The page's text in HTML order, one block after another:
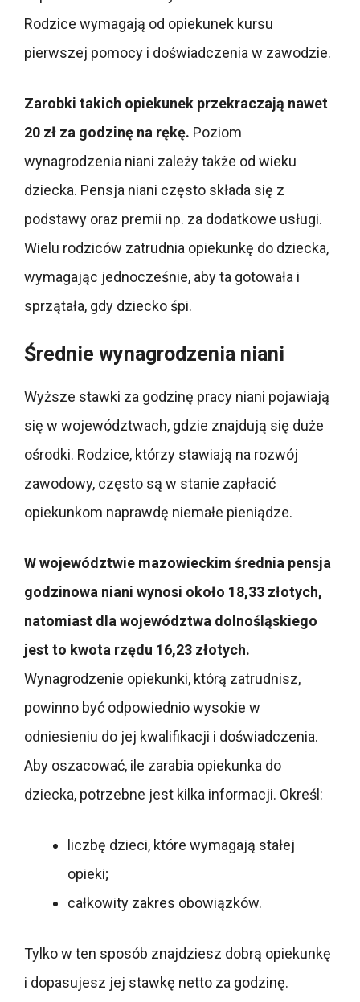
Rodzice wymagają od opiekunek kursu
pierwszej pomocy i doświadczenia w zawodzie.
Zarobki takich opiekunek przekraczają nawet
20 zł za godzinę na rękę. Poziom
wynagrodzenia niani zależy także od wieku
dziecka. Pensja niani często składa się z
podstawy oraz premii np. za dodatkowe usługi.
Wielu rodziców zatrudnia opiekunkę do dziecka,
wymagając jednocześnie, aby ta gotowała i
sprzątała, gdy dziecko śpi.
Średnie wynagrodzenia niani
Wyższe stawki za godzinę pracy niani pojawiają
się w województwach, gdzie znajdują się duże
ośrodki. Rodzice, którzy stawiają na rozwój
zawodowy, często są w stanie zapłacić
opiekunkom naprawdę niemałe pieniądze.
W województwie mazowieckim średnia pensja
godzinowa niani wynosi około 18,33 złotych,
natomiast dla województwa dolnośląskiego
jest to kwota rzędu 16,23 złotych.
Wynagrodzenie opiekunki, którą zatrudnisz,
powinno być odpowiednio wysokie w
odniesieniu do jej kwalifikacji i doświadczenia.
Aby oszacować, ile zarabia opiekunka do
dziecka, potrzebne jest kilka informacji. Określ:
liczbę dzieci, które wymagają stałej
opieki;
całkowity zakres obowiązków.
Tylko w ten sposób znajdziesz dobrą opiekunkę
i dopasujesz jej stawkę netto za godzinę.